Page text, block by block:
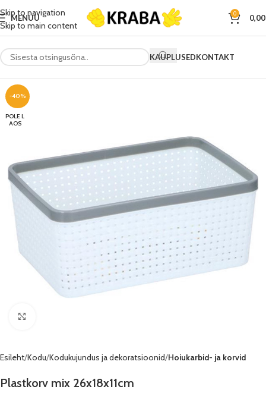
Skip to navigation
Skip to main content
MENÜÜ 0
KAUPLUSEDKONTAKT
-40%
POLE L
AOS
Esileht Kodu Kodukujundus ja dekoratsioonid Hoiukarbid- ja korvid
Plastkorv mix 26x18x11cm